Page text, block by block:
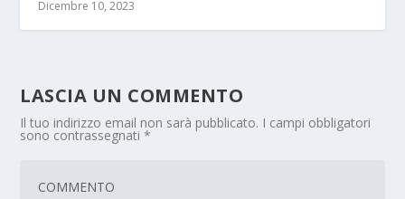
Dicembre 10, 2023
LASCIA UN COMMENTO
Il tuo indirizzo email non sarà pubblicato. I campi obbligatori
sono contrassegnati*